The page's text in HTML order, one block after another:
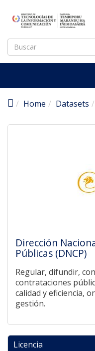
Home
Datasets
Dirección
Públicas (DNCP)
Regular, difundir,
contrataciones
calidad y eficiencia,
gestión.
Licencia